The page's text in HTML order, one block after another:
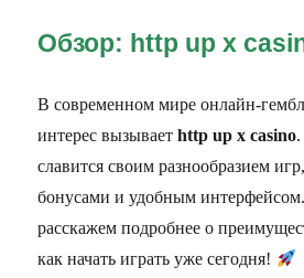
Обзор: http up x
В современном мире онлайн-
интерес вызываетhttp up x casino
славится своим разнообразием
бонусами и удобным
расскажем подробнее о
как начать играть уже сегодня!